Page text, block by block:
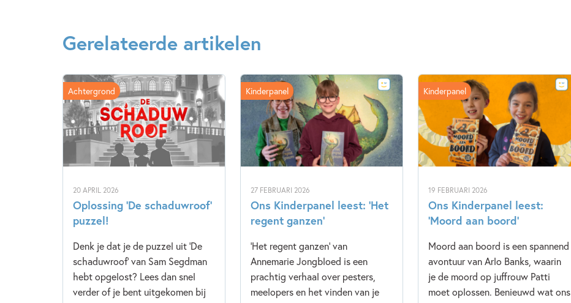
Gerelateerde artikelen
20 APRIL 2026
Oplossing ‘De schaduwroof’
puzzel!
Denk je dat je de puzzel uit 'De
schaduwroof' van Sam Segdman
hebt opgelost? Lees dan snel
verder of je bent uitgekomen bij
Achtergrond
27 FEBRUARI 2026
Ons Kinderpanel leest: ‘Het
regent ganzen’
'Het regent ganzen' van
Annemarie Jongbloed is een
prachtig verhaal over pesters,
meelopers en het vinden van je
Kinderpanel
19 FEBRUARI 2026
Ons Kinderpanel leest:
‘Moord aan boord’
Moord aan boord is een spannend
avontuur van Arlo Banks, waarin
je de moord op juffrouw Patti
moet oplossen. Benieuwd wat ons
Kinderpanel